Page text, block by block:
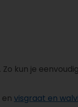
kun je
en visgraat en